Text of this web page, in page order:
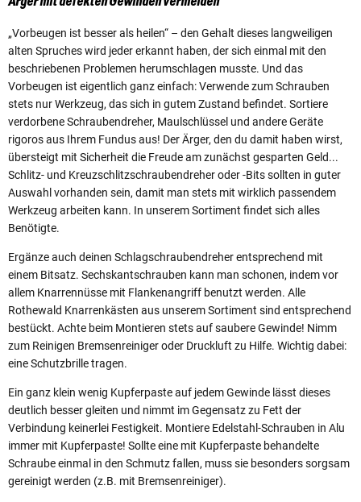
„Vorbeugen ist besser als heilen“ – den Gehalt dieses langweiligen
alten Spruches wird jeder erkannt haben, der sich einmal mit den
beschriebenen Problemen herumschlagen musste. Und das
Vorbeugen ist eigentlich ganz einfach: Verwende zum Schrauben
stets nur Werkzeug, das sich in gutem Zustand befindet. Sortiere
verdorbene Schraubendreher, Maulschlüssel und andere Geräte
rigoros aus Ihrem Fundus aus! Der Ärger, den du damit haben wirst,
übersteigt mit Sicherheit die Freude am zunächst gesparten Geld...
Schlitz- und Kreuzschlitzschraubendreher oder -Bits sollten in guter
Auswahl vorhanden sein, damit man stets mit wirklich passendem
Werkzeug arbeiten kann. In unserem Sortiment findet sich alles
Benötigte.
Ergänze auch deinen Schlagschraubendreher entsprechend mit
einem Bitsatz. Sechskantschrauben kann man schonen, indem vor
allem Knarrennüsse mit Flankenangriff benutzt werden. Alle
Rothewald Knarrenkästen aus unserem Sortiment sind entsprechend
bestückt. Achte beim Montieren stets auf saubere Gewinde! Nimm
zum Reinigen Bremsenreiniger oder Druckluft zu Hilfe. Wichtig dabei:
eine Schutzbrille tragen.
Ein ganz klein wenig Kupferpaste auf jedem Gewinde lässt dieses
deutlich besser gleiten und nimmt im Gegensatz zu Fett der
Verbindung keinerlei Festigkeit. Montiere Edelstahl-Schrauben in Alu
immer mit Kupferpaste! Sollte eine mit Kupferpaste behandelte
Schraube einmal in den Schmutz fallen, muss sie besonders sorgsam
gereinigt werden (z.B. mit Bremsenreiniger).